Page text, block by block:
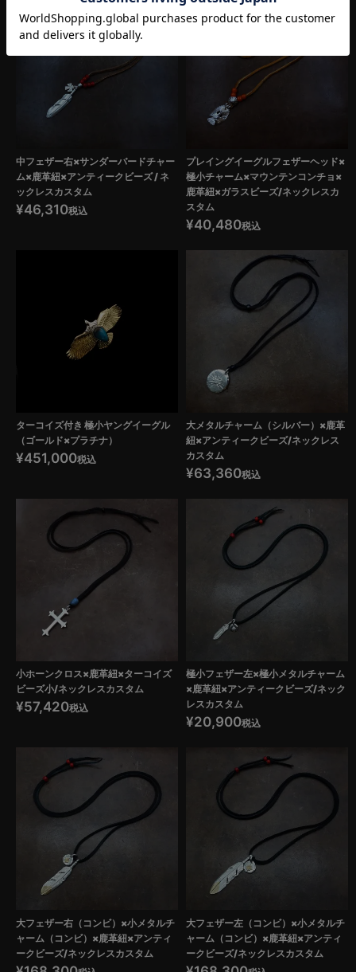
中フェザー右×サンダーバードチャー
ム×鹿革紐×アンティークビーズ / ネ
ックレスカスタム
¥46,310税込
プレイングイーグルフェザーヘッド×
極小チャーム×マウンテンコンチョ×
鹿革紐×ガラスビーズ/ネックレスカ
スタム
¥40,480税込
ターコイズ付き 極小ヤングイーグル
（ゴールド×プラチナ）
¥451,000税込
大メタルチャーム（シルバー）×鹿革
紐×アンティークビーズ/ネックレス
カスタム
¥63,360税込
小ホーンクロス×鹿革紐×ターコイズ
ビーズ小/ネックレスカスタム
¥57,420税込
極小フェザー左×極小メタルチャーム
×鹿革紐×アンティークビーズ/ネック
レスカスタム
¥20,900税込
大フェザー右（コンビ）×小メタルチ
ャーム（コンビ）×鹿革紐×アンティ
ークビーズ/ネックレスカスタム
大フェザー左（コンビ）×小メタルチ
ャーム（コンビ）×鹿革紐×アンティ
ークビーズ/ネックレスカスタム